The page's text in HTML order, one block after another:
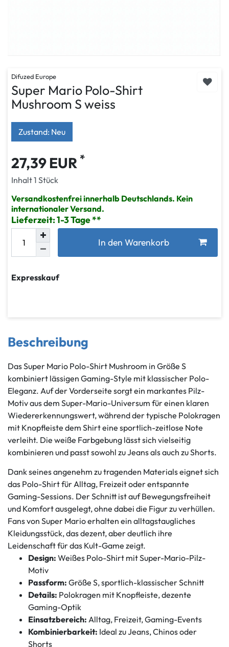
Difuzed Europe
Super Mario Polo-Shirt
Mushroom S weiss
Zustand: Neu
27,39 EUR *
Inhalt1 Stück
Versandkostenfrei innerhalb Deutschlands. Kein
internationaler Versand.
Lieferzeit: 1-3 Tage
In den Warenkorb
Expresskauf
Beschreibung
Das Super Mario Polo-Shirt Mushroom in Größe S
kombiniert lässigen Gaming-Style mit klassischer Polo-
Eleganz. Auf der Vorderseite sorgt ein markantes Pilz-
Motiv aus dem Super-Mario-Universum für einen klaren
Wiedererkennungswert, während der typische Polokragen
mit Knopfleiste dem Shirt eine sportlich-zeitlose Note
verleiht. Die weiße Farbgebung lässt sich vielseitig
kombinieren und passt sowohl zu Jeans als auch zu Shorts.
Dank seines angenehm zu tragenden Materials eignet sich
das Polo-Shirt für Alltag, Freizeit oder entspannte
Gaming-Sessions. Der Schnitt ist auf Bewegungsfreiheit
und Komfort ausgelegt, ohne dabei die Figur zu verhüllen.
Fans von Super Mario erhalten ein alltagstaugliches
Kleidungsstück, das dezent, aber deutlich ihre
Leidenschaft für das Kult-Game zeigt.
Design: Weißes Polo-Shirt mit Super-Mario-Pilz-
Motiv
Passform: Größe S, sportlich-klassischer Schnitt
Details: Polokragen mit Knopfleiste, dezente
Gaming-Optik
Einsatzbereich: Alltag, Freizeit, Gaming-Events
Kombinierbarkeit: Ideal zu Jeans, Chinos oder
Shorts